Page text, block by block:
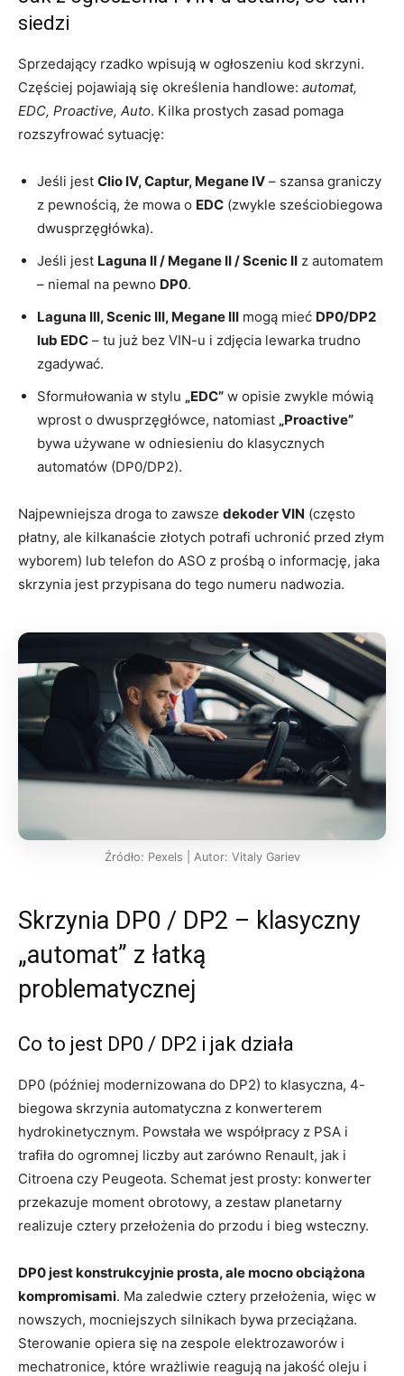
siedzi
Sprzedający rzadko wpisują w ogłoszeniu kod skrzyni.
Częściej pojawiają się określenia handlowe: automat,
EDC, Proactive, Auto. Kilka prostych zasad pomaga
rozszyfrować sytuację:
Jeśli jest Clio IV, Captur, Megane IV – szansa graniczy
z pewnością, że mowa o EDC (zwykle sześciobiegowa
dwusprzęgłówka).
Jeśli jest Laguna II / Megane II / Scenic II z automatem
– niemal na pewno DP0.
Laguna III, Scenic III, Megane III mogą mieć DP0/DP2
lub EDC – tu już bez VIN-u i zdjęcia lewarka trudno
zgadywać.
Sformułowania w stylu „EDC” w opisie zwykle mówią
wprost o dwusprzęgłówce, natomiast „Proactive”
bywa używane w odniesieniu do klasycznych
automatów (DP0/DP2).
Najpewniejsza droga to zawsze dekoder VIN (często
płatny, ale kilkanaście złotych potrafi uchronić przed złym
wyborem) lub telefon do ASO z prośbą o informację, jaka
skrzynia jest przypisana do tego numeru nadwozia.
Źródło: Pexels | Autor: Vitaly Gariev
Skrzynia DP0 / DP2 – klasyczny
„automat” z łatką
problematycznej
Co to jest DP0 / DP2 i jak działa
DP0 (później modernizowana do DP2) to klasyczna, 4-
biegowa skrzynia automatyczna z konwerterem
hydrokinetycznym. Powstała we współpracy z PSA i
trafiła do ogromnej liczby aut zarówno Renault, jak i
Citroena czy Peugeota. Schemat jest prosty: konwerter
przekazuje moment obrotowy, a zestaw planetarny
realizuje cztery przełożenia do przodu i bieg wsteczny.
DP0 jest konstrukcyjnie prosta, ale mocno obciążona
kompromisami. Ma zaledwie cztery przełożenia, więc w
nowszych, mocniejszych silnikach bywa przeciążana.
Sterowanie opiera się na zespole elektrozaworów i
mechatronice, które wrażliwie reagują na jakość oleju i